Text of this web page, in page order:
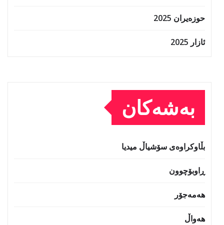
حوزه‌یران 2025
ئازار 2025
بەشەکان
بڵاوکراوەی سۆشیاڵ میدیا
ڕاوبۆچوون
هەمەجۆر
هەواڵ